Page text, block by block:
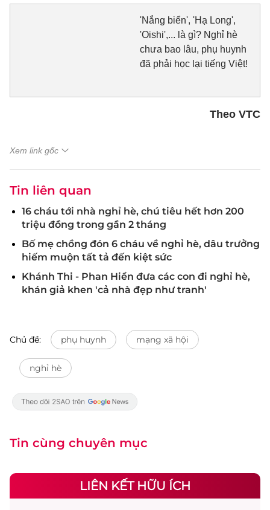
'Nắng biển', 'Hạ Long',
'Oishi',... là gì? Nghỉ hè
chưa bao lâu, phụ huynh
đã phải học lại tiếng Việt!
Theo VTC
Xem link gốc
Tin liên quan
16 cháu tới nhà nghỉ hè, chú tiêu hết hơn 200
triệu đồng trong gần 2 tháng
Bố mẹ chồng đón 6 cháu về nghỉ hè, dâu trưởng
hiếm muộn tất tả đến kiệt sức
Khánh Thi - Phan Hiển đưa các con đi nghỉ hè,
khán giả khen 'cả nhà đẹp như tranh'
Chủ đề: phụ huynh mạng xã hội
nghỉ hè
Tin cùng chuyên mục
LIÊN KẾT HỮU ÍCH